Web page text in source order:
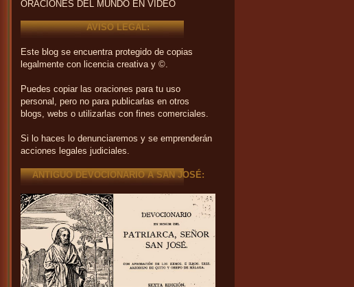
ORACIONES DEL MUNDO EN VIDEO
AVISO LEGAL:
Este blog se encuentra protegido de copias
legalmente con licencia creativa y ©.
Puedes copiar las oraciones para tu uso
personal, pero no para publicarlas en otros
blogs, webs o utilizarlas con fines comerciales.
Si lo haces lo denunciaremos y se emprenderán
acciones legales judiciales.
ANTIGUO DEVOCIONARIO A SAN JOSÉ: